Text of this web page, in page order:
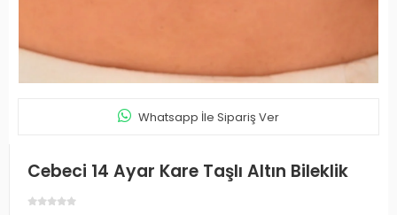
Whatsapp İle Sipariş Ver
Cebeci 14 Ayar Kare Taşlı Altın Bileklik